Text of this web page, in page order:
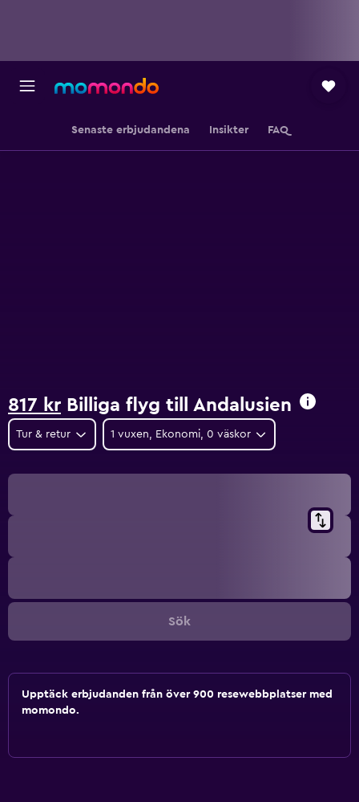
Senaste erbjudandena Insikter FAQ
817 kr Billiga flyg till Andalusien
Tur & retur 1 vuxen, Ekonomi, 0 väskor
Sök
Upptäck erbjudanden från över 900 resewebbplatser med
momondo.